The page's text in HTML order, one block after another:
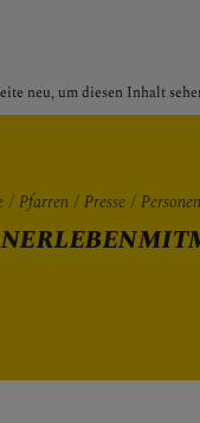
neu, um diesen Inhalt
Pfarren Presse Personen
ERLEBEN